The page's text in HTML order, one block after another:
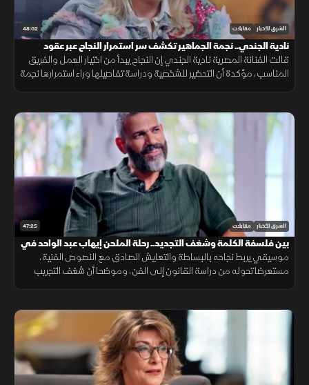
48:02 الشرق للأخبار مقابلات
نادية الجندي.. نجمة الجماهير تكشف سر استمرار النجاح عبر عقود
قالت الفنانة المصرية نادية الجندي إن النجاح يبدأ من اختيار العمل والفريق
المناسب، مؤكدة أن التحضير للشخصية ودراسة تفاصيلها وراء استمرارها نجمة
47:25 الشرق للأخبار مقابلات
بين فلسفة الكلمة وشغف التجديد.. رحلة الملحن إيهاب عبد الواحد في
ضيفي
موسيقي يربط نجاحه بالبساطة والتعايش الصادق مع النصوص الفنية،
مستعرضا تحوله من دراسة القانون إلى الفن، وموضحا أن شغف التجريب